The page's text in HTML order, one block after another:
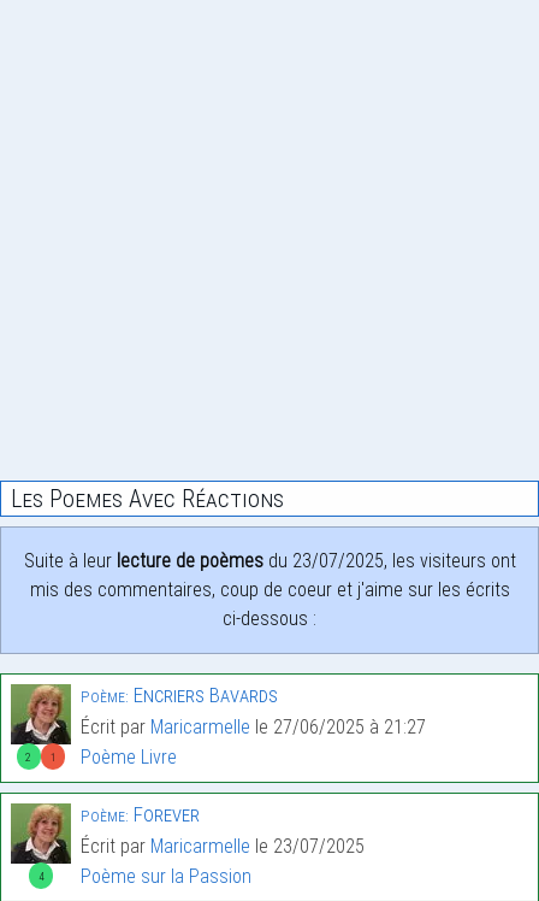
Les Poemes Avec Réactions
Suite à leur lecture de poèmesdu 23/07/2025, les visiteurs ont
mis des commentaires, coup de coeur et j'aime sur les écrits
ci-dessous :
2 1
Poème: Encriers Bavards
Écrit par Maricarmelle le 27/06/2025 à 21:27
Poème Livre
4
Poème: Forever
Écrit par Maricarmelle le 23/07/2025
Poème sur la Passion